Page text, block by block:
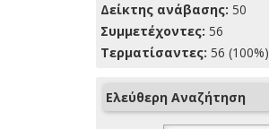
Δείκτης ανάβασης: 50
Συμμετέχοντες: 56
Τερματίσαντες: 56 (100%)
Ελεύθερη Αναζήτηση